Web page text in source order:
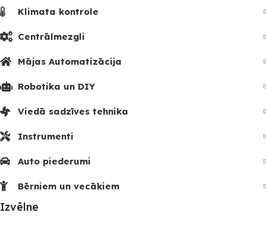
Klimata kontrole
Centrālmezgli
Mājas Automatizācija
Robotika un DIY
Viedā sadzīves tehnika
Instrumenti
Auto piederumi
Bērniem un vecākiem
Izvēlne